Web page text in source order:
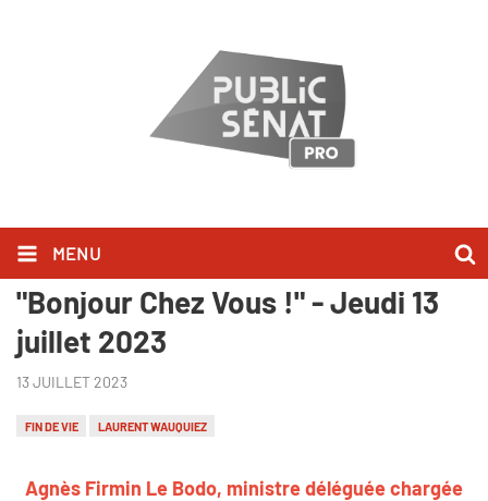
MENU
Agnès Firmin Le Bodo l'a dit dans
"Bonjour Chez Vous !" - Jeudi 13
juillet 2023
13 JUILLET 2023
FIN DE VIE LAURENT WAUQUIEZ
Agnès Firmin Le Bodo, ministre déléguée chargée